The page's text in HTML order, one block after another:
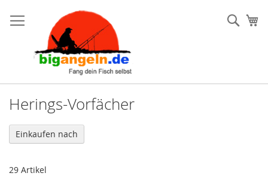
Herings-Vorfächer
29 Artikel
Einkaufen nach